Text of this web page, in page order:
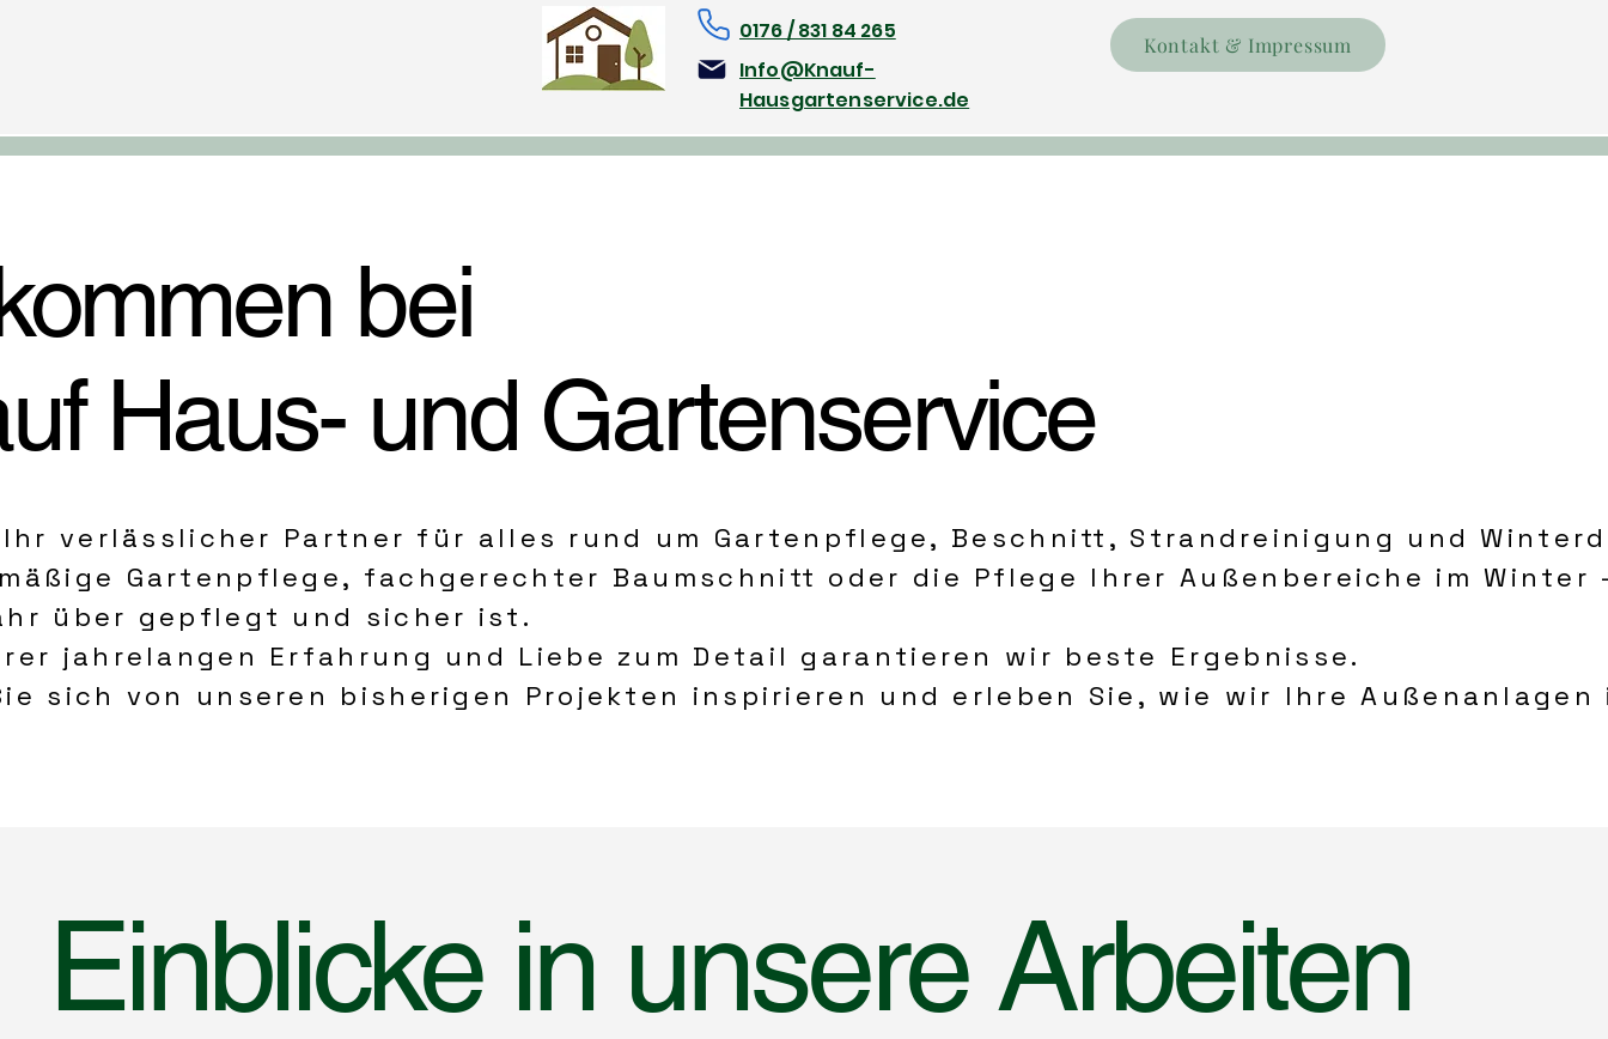
0176 / 831 84 265
Info@Knauf-
Hausgartenservice.de
Kontakt & Impressum
bei
Haus- und Gartenservice
verlässlicher Partner für alles rund um Gartenpflege, Beschnitt, Strandreinigung und
Gartenpflege, fachgerechter Baumschnitt oder die Pflege Ihrer Außenbereiche im
über gepflegt und sicher ist.
jahrelangen Erfahrung und Liebe zum Detail garantieren wir beste Ergebnisse.
sich von unseren bisherigen Projekten inspirieren und erleben Sie, wie wir Ihre
Einblicke in unsere Arbeiten